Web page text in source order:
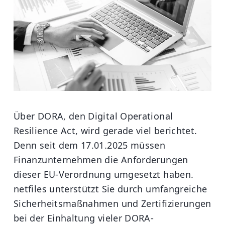
Über DORA, den Digital Operational
Resilience Act, wird gerade viel berichtet.
Denn seit dem 17.01.2025 müssen
Finanzunternehmen die Anforderungen
dieser EU-Verordnung umgesetzt haben.
netfiles unterstützt Sie durch umfangreiche
Sicherheitsmaßnahmen und Zertifizierungen
bei der Einhaltung vieler DORA-